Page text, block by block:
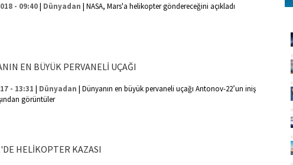
- 09:40| Dünyadan | NASA, Mars'a helikopter göndereceğini açıkladı
EN BÜYÜK PERVANELİ UÇAĞI
- 13:31 | Dünyadan | Dünyanın en büyük pervaneli uçağı Antonov-22’un iniş
görüntüler
HELİKOPTER KAZASI